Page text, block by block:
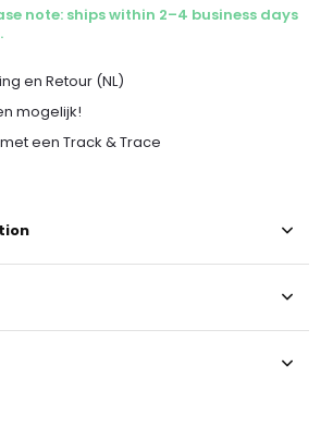
note: ships within 2–4 business days
en Retour (NL)
mogelijk!
een Track & Trace